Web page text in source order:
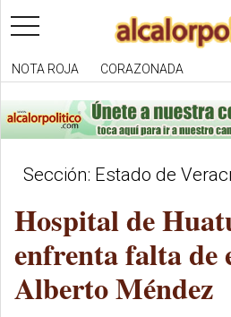
toggle
navigation
NOTA ROJA CORAZONADA
Sección: Estado de
Hospital de
enfrenta falta de
Alberto Méndez